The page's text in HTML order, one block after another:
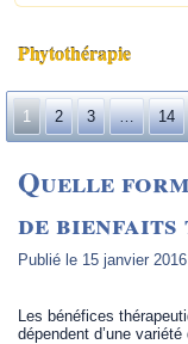
Phytothérapie
1 2 3 … 14
Quelle
de bienfaits
Publié le 15 janvier 2016
Les bénéfices
dépendent d’une